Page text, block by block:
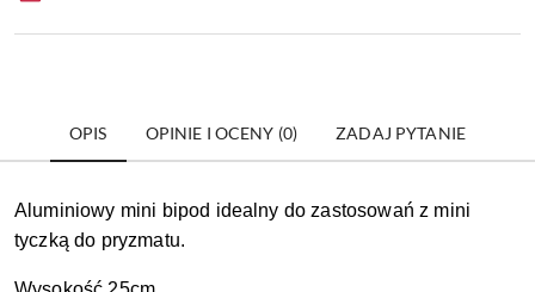
OPIS OPINIE I OCENY (0) ZADAJ PYTANIE
Aluminiowy mini bipod idealny do zastosowań z mini
tyczką do pryzmatu.